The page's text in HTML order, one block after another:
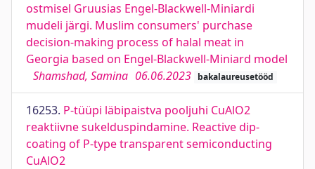
ostmisel Gruusias Engel-Blackwell-Miniardi
mudeli järgi. Muslim consumers' purchase
decision-making process of halal meat in
Georgia based on Engel-Blackwell-Miniard model
Shamshad, Samina 06.06.2023 bakalaureusetööd
16253. P-tüüpi läbipaistva pooljuhi CuAlO2
reaktiivne sukelduspindamine. Reactive dip-
coating of P-type transparent semiconducting
CuAlO2